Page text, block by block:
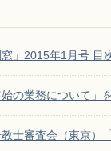
窓」2015年1月号 目
始の業務について」
士審査会（東京）